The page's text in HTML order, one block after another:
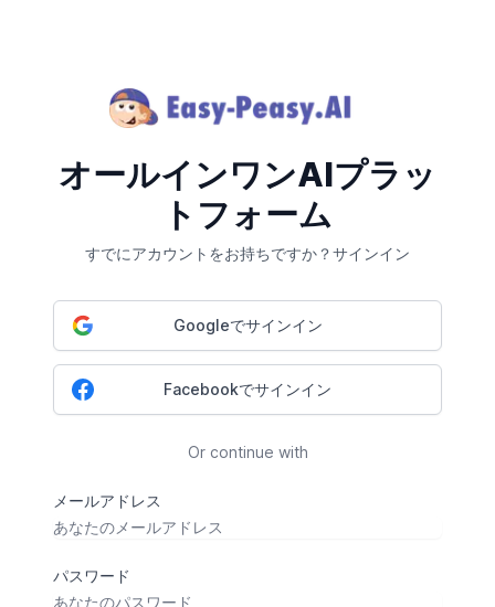
オールインワンAIプラッ
トフォーム
すでにアカウントをお持ちですか？サインイン
Googleでサインイン
Facebookでサインイン
Or continue with
メールアドレス
パスワード